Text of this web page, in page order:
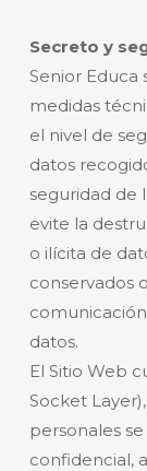
Secreto y
Senior
medidas
el nivel de
datos
seguridad de
evite la
o ilícita de
conservados
datos.
El Sitio Web
Socket
personales
confidencial,